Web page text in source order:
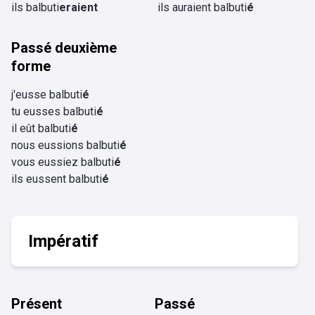
ils balbutieraient ils auraient balbutié
Passé deuxième
forme
j'eusse balbutié
tu eusses balbutié
il eût balbutié
nous eussions balbutié
vous eussiez balbutié
ils eussent balbutié
Impératif
Présent Passé